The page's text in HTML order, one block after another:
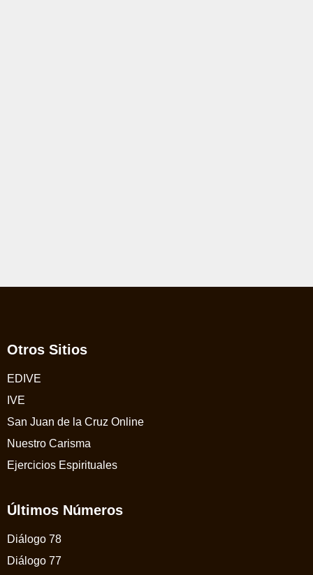
Otros Sitios
EDIVE
IVE
San Juan de la Cruz Online
Nuestro Carisma
Ejercicios Espirituales
Últimos Números
Diálogo 78
Diálogo 77